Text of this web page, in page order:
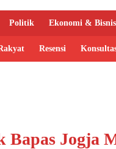
Politik Ekonomi & Bisnis
Resensi
Bapas Jogja